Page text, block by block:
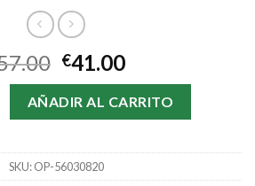
€41.00
inalambricos cantidad
AÑADIR AL CARRITO
SKU:OP-56030820